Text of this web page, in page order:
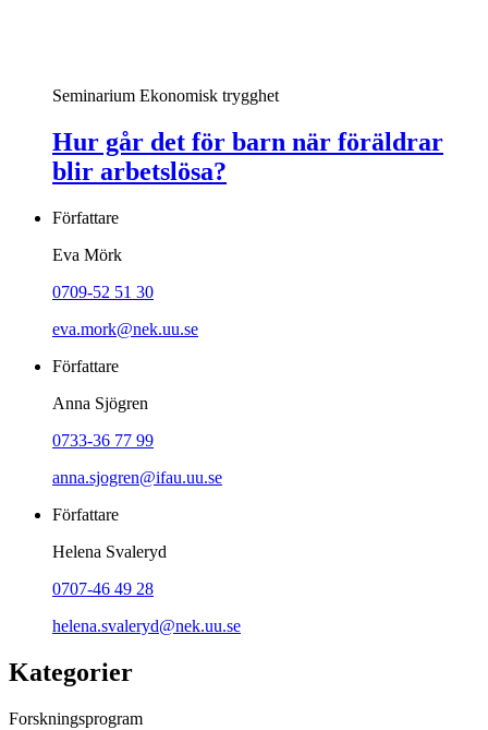
Seminarium Ekonomisk trygghet
Hur går det för barn när föräldrar
blir arbetslösa?
Författare
Eva Mörk
0709-52 51 30
eva.mork@nek.uu.se
Författare
Anna Sjögren
0733-36 77 99
anna.sjogren@ifau.uu.se
Författare
Helena Svaleryd
0707-46 49 28
helena.svaleryd@nek.uu.se
Kategorier
Forskningsprogram